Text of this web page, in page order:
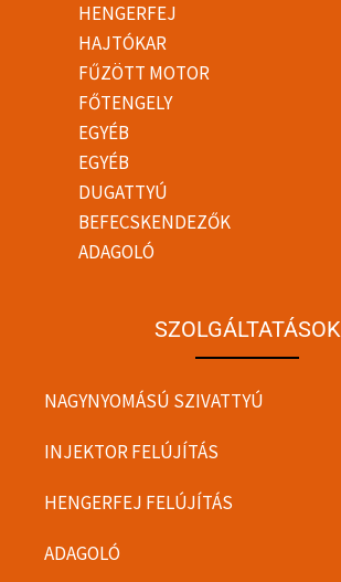
HENGERFEJ
HAJTÓKAR
FŰZÖTT MOTOR
FŐTENGELY
EGYÉB
EGYÉB
DUGATTYÚ
BEFECSKENDEZŐK
ADAGOLÓ
SZOLGÁLTATÁSOK
NAGYNYOMÁSÚ SZIVATTYÚ
INJEKTOR FELÚJÍTÁS
HENGERFEJ FELÚJÍTÁS
ADAGOLÓ